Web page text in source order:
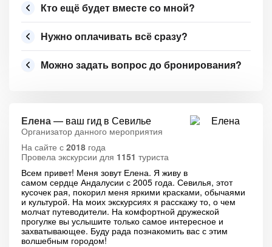
Кто ещё будет вместе со мной?
Нужно оплачивать всё сразу?
Можно задать вопрос до бронирования?
Елена— ваш гид в Севилье
Организатор данного мероприятия
На сайте с 2018 года
Провела экскурсии для 1151 туриста
Всем привет! Меня зовут Елена. Я живу в
самом сердце Андалусии с 2005 года. Севилья, этот
кусочек рая, покорил меня яркими красками, обычаями
и культурой. На моих экскурсиях я расскажу то, о чем
молчат путеводители. На комфортной дружеской
прогулке вы услышите только самое интересное и
захватывающее. Буду рада познакомить вас с этим
волшебным городом!